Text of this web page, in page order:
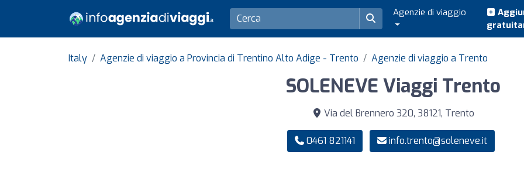
Agenzie di viaggio
Italy Agenzie di viaggio a Provincia di Trentino Alto Adige - Trento Agenzie di viaggio a Trento
SOLENEVE Viaggi Trento
Via del Brennero 320, 38121, Trento
0461 821141 info.trento@soleneve.it